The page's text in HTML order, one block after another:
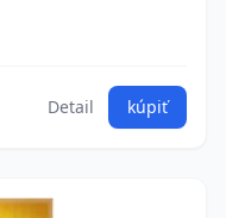
Detail kúpiť